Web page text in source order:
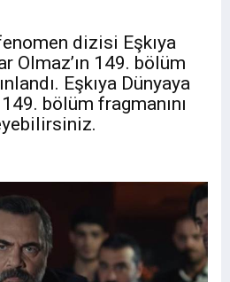
dizisi Eşkıya
Olmaz’ın 149. bölüm
Eşkıya Dünyaya
bölüm fragmanını